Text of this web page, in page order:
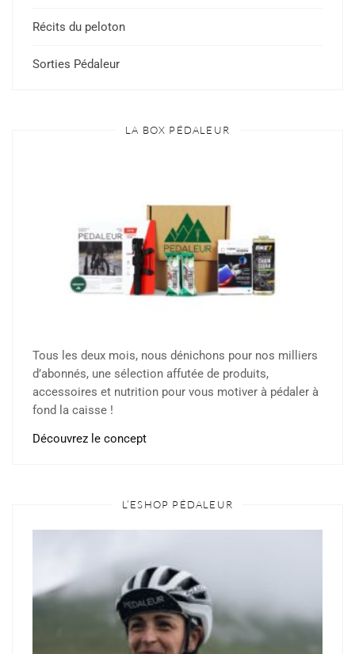
Récits du peloton
Sorties Pédaleur
LA BOX PÉDALEUR
Tous les deux mois, nous dénichons pour nos milliers
d’abonnés, une sélection affutée de produits,
accessoires et nutrition pour vous motiver à pédaler à
fond la caisse !
Découvrez le concept
L’ESHOP PÉDALEUR